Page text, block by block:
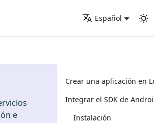
Español
e
Crear una aplicación en
Integrar el SDK de
Instalación